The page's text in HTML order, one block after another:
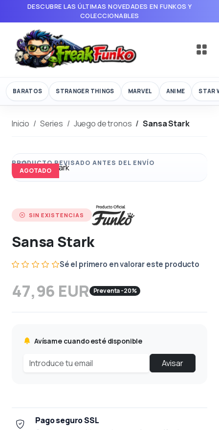
DESCUBRE LAS ÚLTIMAS NOVEDADES EN FUNKOS Y
COLECCIONABLES
BARATOS STRANGER THINGS MARVEL ANIME STAR
Inicio Series Juego de tronos Sansa Stark
AGOTADO
SIN EXISTENCIAS
Sansa Stark
Sé el primero en valorar este producto
47,96 EUR Preventa -20%
Avísame cuando esté disponible
Avisar
Pago seguro SSL